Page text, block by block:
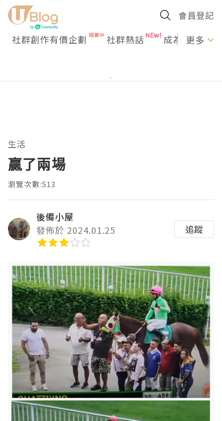
會員登記
社群創作有價企劃 社群熱話 成為U更多
生活
贏了兩場
瀏覽次數:513
後備小屋
發佈於 2024.01.25
追蹤